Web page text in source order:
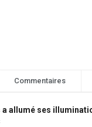
Commentaires
a allumé ses